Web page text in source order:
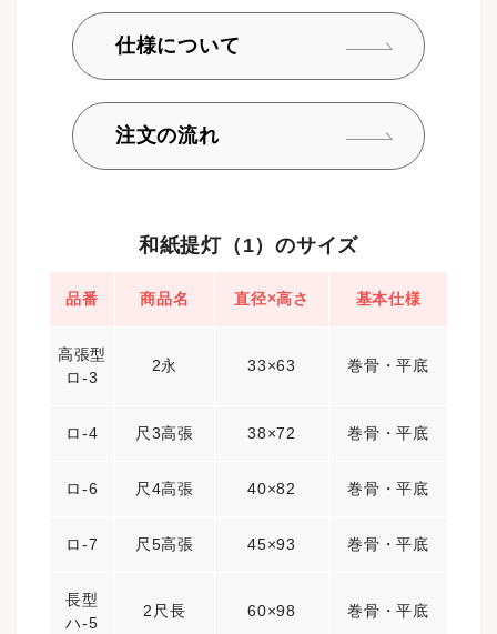
仕様について
注文の流れ
和紙提灯（1）のサイズ
品番 商品名 直径×高さ 基本仕様
高張型
ロ-3
2永 33×63 巻骨・平底
ロ-4 尺3高張 38×72 巻骨・平底
ロ-6 尺4高張 40×82 巻骨・平底
ロ-7 尺5高張 45×93 巻骨・平底
長型
ハ-5
2尺長 60×98 巻骨・平底